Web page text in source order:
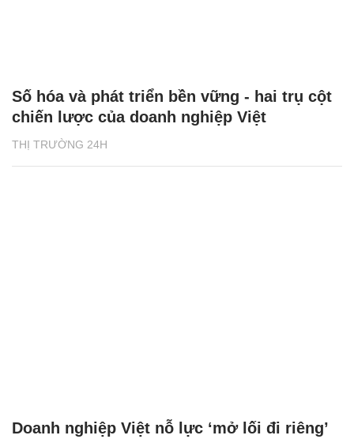
THỊ TRƯỜNG 24H
Số hóa và phát triển bền vững - hai trụ cột
chiến lược của doanh nghiệp Việt
Doanh nghiệp Việt nỗ lực ‘mở lối đi riêng’